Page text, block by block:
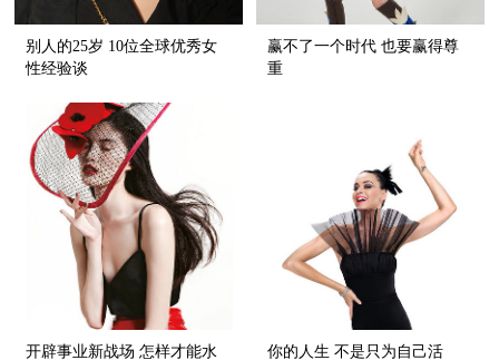
别人的25岁 10位全球优秀女
性经验谈
赢不了一个时代 也要赢得尊
重
开辟事业新战场 怎样才能水 你的人生 不是只为自己活